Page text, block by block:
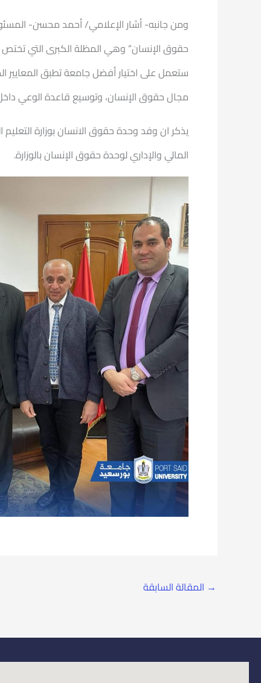
ومن جانبه- أشار الإعلامي/ أحمد محسن-
حقوق الإنسان” وهي المظلة الكبرى التي تختص
ستعمل على اختيار أفضل جامعة تطبق المعايير
مجال حقوق الإنسان، وتوسيع قاعدة الوعي
يذكر ان وفد وحدة حقوق الانسان بوزارة
المالي والإداري لوحدة حقوق الإنسان بالوزارة.
→ المقالة السابقة